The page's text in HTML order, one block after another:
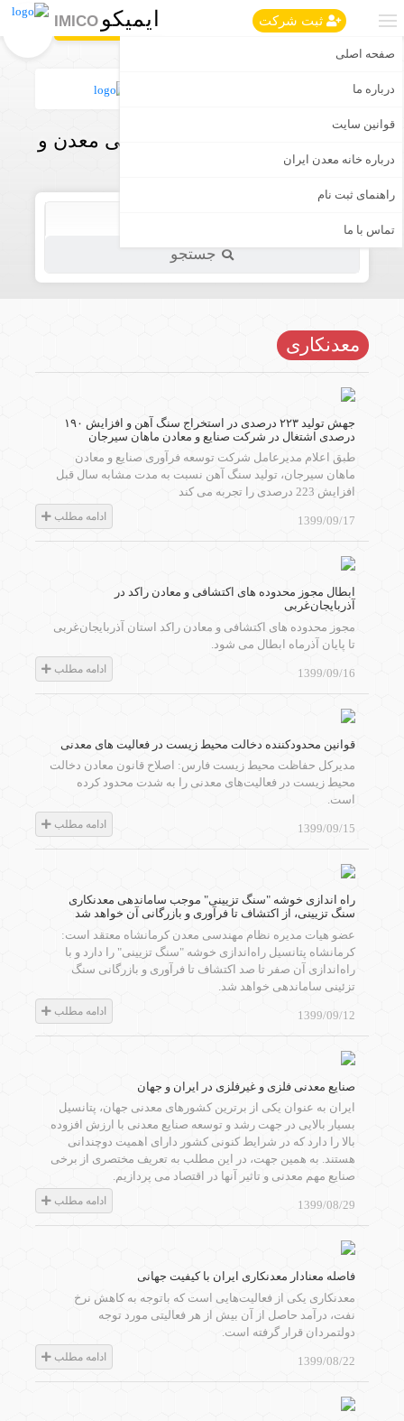
صفحه اصلی
درباره ما
قوانین سایت
درباره خانه معدن ایران
راهنمای ثبت نام
تماس با ما
ثبت شرکت ایمیکو IMICO
اولین و جامع ترین بانک تخصصی معدن و
جستجو
معدنکاری
جهش تولید ۲۲۳ درصدی در استخراج سنگ آهن و افزایش ۱۹۰
درصدی اشتغال در شرکت صنایع و معادن ماهان سیرجان
طبق اعلام مدیرعامل شرکت توسعه فرآوری صنایع و معادن
ماهان سیرجان، تولید سنگ آهن نسبت به مدت مشابه سال قبل
افزایش 223 درصدی را تجربه می کند
1399/09/17 ادامه مطلب
ابطال مجوز محدوده های اکتشافی و معادن راکد در
آذربایجان‌غربی
مجوز محدوده های اکتشافی و معادن راکد استان آذربایجان‌غربی
تا پایان آذرماه ابطال می شود.
1399/09/16 ادامه مطلب
قوانین محدودکننده دخالت محیط زیست در فعالیت های معدنی
مدیرکل حفاظت محیط زیست فارس: اصلاح قانون معادن دخالت
محیط زیست در فعالیت‌های معدنی را به شدت محدود کرده
است.
1399/09/15 ادامه مطلب
راه اندازی خوشه "سنگ تزیینی" موجب ساماندهی معدنکاری
سنگ تزیینی، از اکتشاف تا فرآوری و بازرگانی آن خواهد شد
عضو هیات مدیره نظام مهندسی معدن کرمانشاه معتقد است:
کرمانشاه پتانسیل راه‌اندازی خوشه "سنگ تزیینی" را دارد و با
راه‌اندازی آن صفر تا صد اکتشاف تا فرآوری و بازرگانی سنگ
تزئینی ساماندهی خواهد شد.
1399/09/12 ادامه مطلب
صنایع معدنی فلزی و غیرفلزی در ایران و جهان
ایران به عنوان یکی از برترین کشورهای معدنی جهان، پتانسیل
بسیار بالایی در جهت رشد و توسعه صنایع معدنی با ارزش افزوده
بالا را دارد که در شرایط کنونی کشور دارای اهمیت دوچندانی
هستند. به همین جهت، در این مطلب به تعریف مختصری از برخی
صنایع مهم معدنی و تاثیر آنها در اقتصاد می پردازیم.
1399/08/29 ادامه مطلب
فاصله معنادار معدنکاری ایران با کیفیت جهانی
معدنکاری یکی از فعالیت‌هایی است که باتوجه به کاهش نرخ
نفت، درآمد حاصل از آن بیش از هر فعالیتی مورد توجه
دولتمردان قرار گرفته است.
1399/08/22 ادامه مطلب